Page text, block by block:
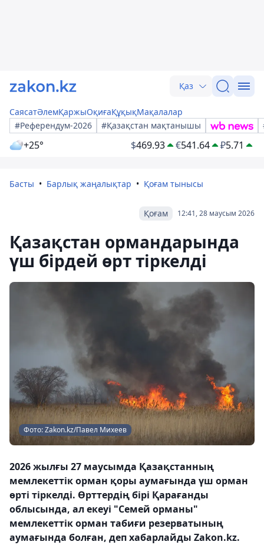
Қаз
СаясатӘлемҚаржыОқиғаҚұқықМақалалар
#Референдум-2026
#Қазақстан мақтанышы
+25° $469.93 €541.64 ₽5.71
Басты Барлық жаңалықтар Қоғам тынысы
12:41, 28 маусым 2026
Қоғам
Қазақстан ормандарында
үш бірдей өрт тіркелді
Фото: Zakon.kz/Павел Михеев
2026 жылғы 27 маусымда Қазақстанның
мемлекеттік орман қоры аумағында үш орман
өрті тіркелді. Өрттердің бірі Қарағанды
облысында, ал екеуі "Семей орманы"
мемлекеттік орман табиғи резерватының
аумағында болған, деп хабарлайды Zakon.kz.